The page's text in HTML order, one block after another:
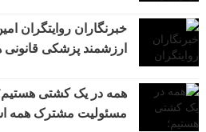
خبرنگاران روایتگران
ارزشمند پزشکی قانونی
همه در یک کشتی
مسئولیت مشترک همه